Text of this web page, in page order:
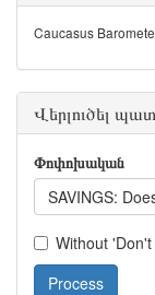
Caucasus
Վերլուծել
Փոփոխական
SAVINGS:
Without
Process